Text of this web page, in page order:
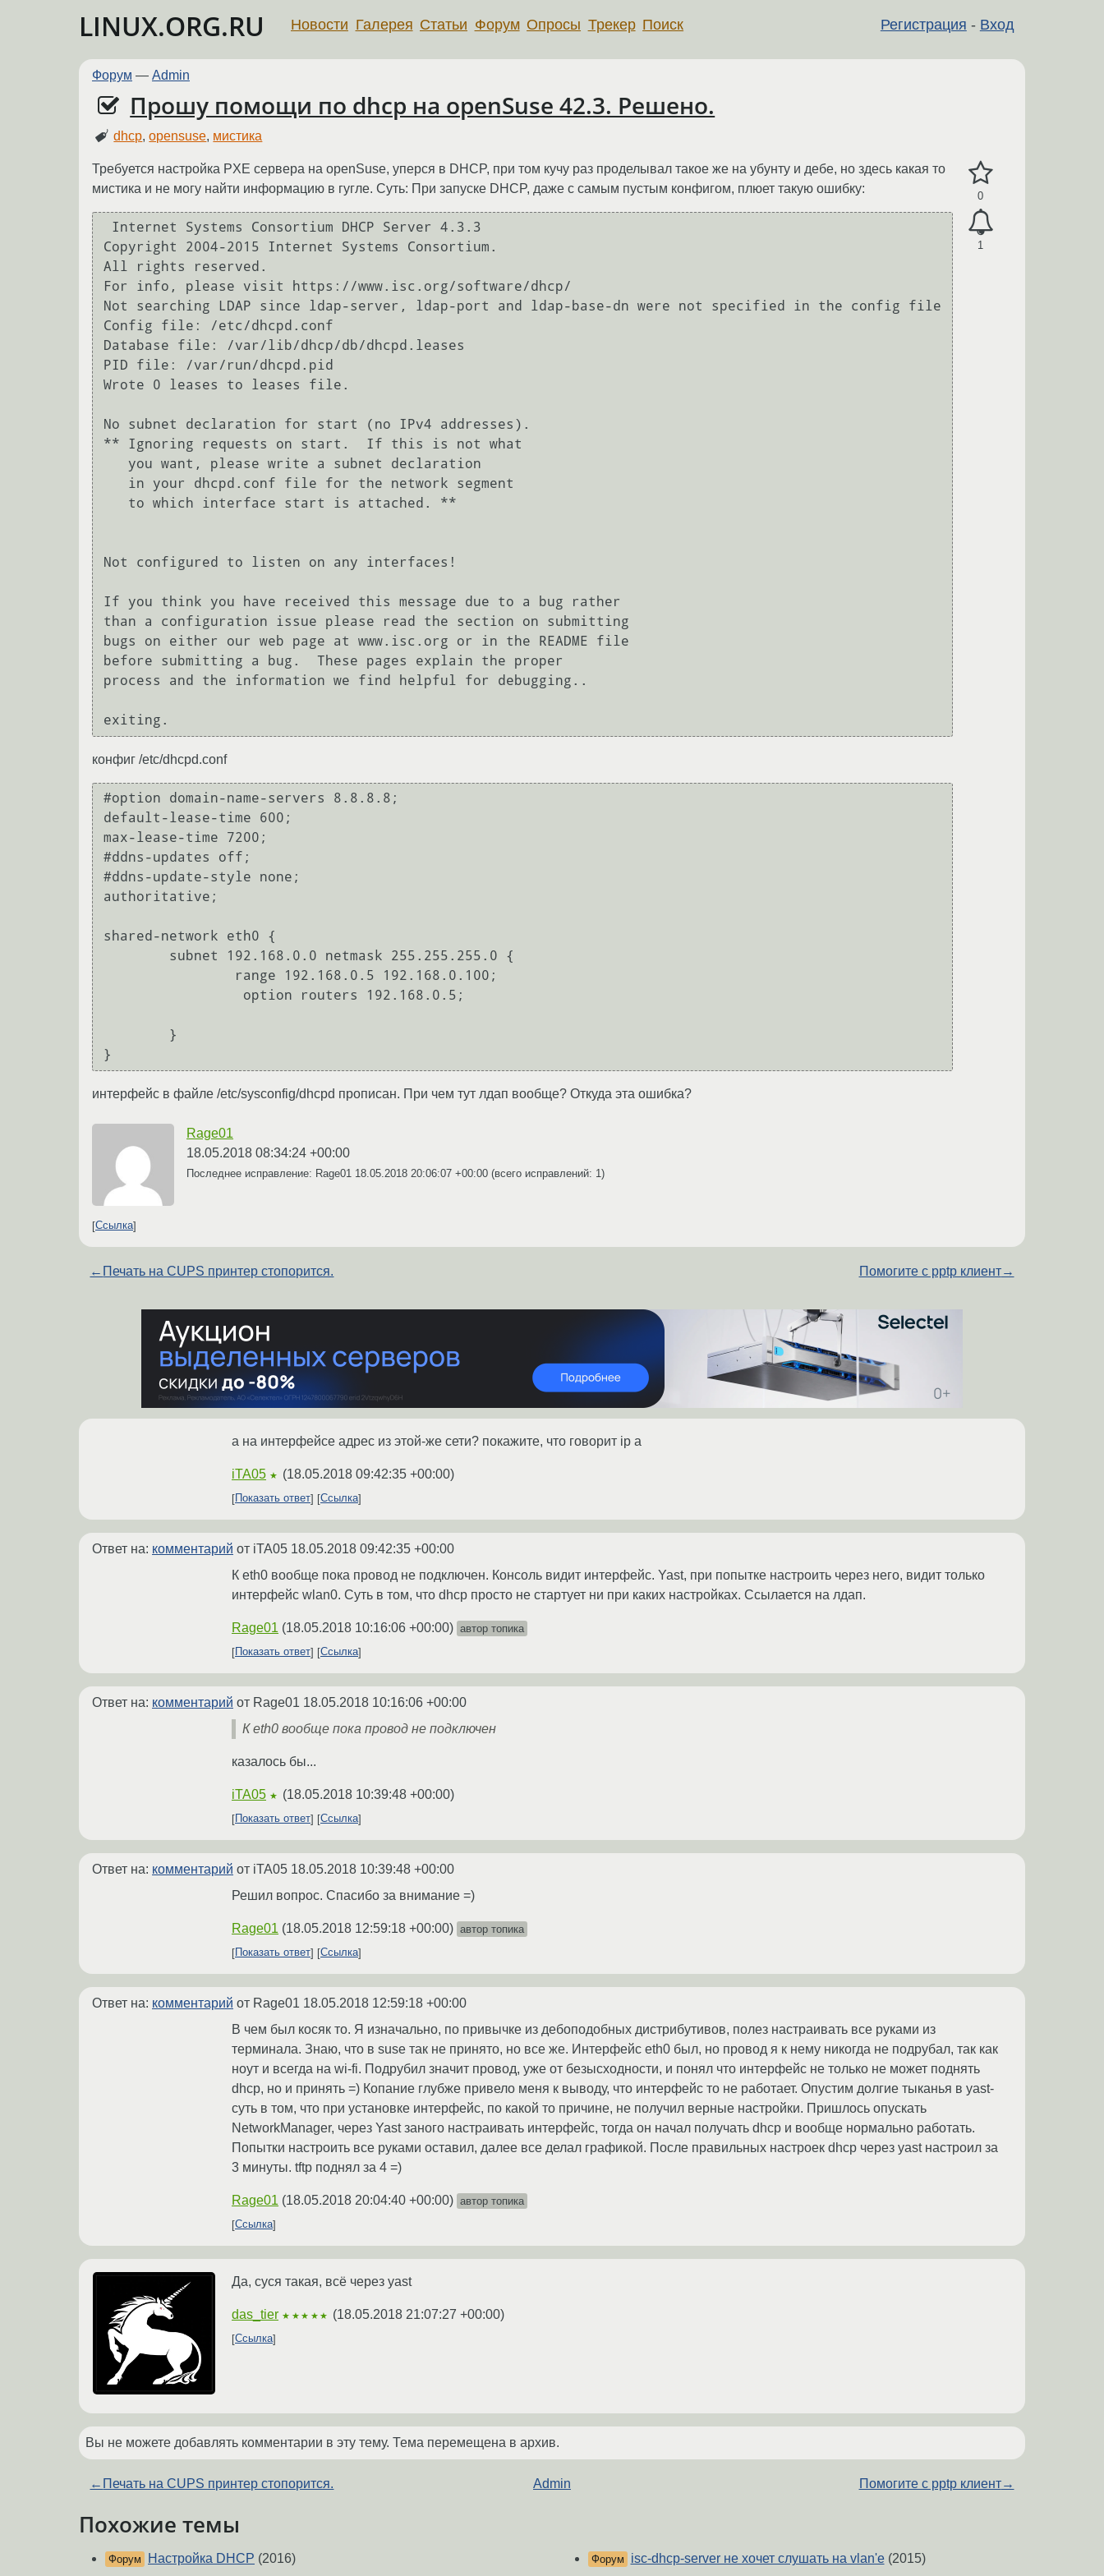
LINUX.ORG.RU Регистрация - Вход
Новости Галерея Статьи Форум Опросы Трекер Поиск
Форум — Admin
Прошу помощи по dhcp на openSuse 42.3. Решено.
dhcp,opensuse, мистика
0
1
Требуется настройка PXE сервера на openSuse, уперся в DHCP, при том кучу раз проделывал такое же на убунту и дебе, но здесь какая то
мистика и не могу найти информацию в гугле. Суть: При запуске DHCP, даже с самым пустым конфигом, плюет такую ошибку:
Copyright 2004-2015 Internet Systems Consortium.
All rights reserved.
For info, please visit https://www.isc.org/software/dhcp/
Not searching LDAP since ldap-server, ldap-port and ldap-base-dn were not specified in the config file
Config file: /etc/dhcpd.conf
Database file: /var/lib/dhcp/db/dhcpd.leases
PID file: /var/run/dhcpd.pid
Wrote 0 leases to leases file.
No subnet declaration for start (no IPv4 addresses).
** Ignoring requests on start.  If this is not what
Not configured to listen on any interfaces!
If you think you have received this message due to a bug rather
than a configuration issue please read the section on submitting
bugs on either our web page at www.isc.org or in the README file
before submitting a bug.  These pages explain the proper
process and the information we find helpful for debugging..
конфиг /etc/dhcpd.conf
#option domain-name-servers 8.8.8.8;
default-lease-time 600;
max-lease-time 7200;
#ddns-updates off;
#ddns-update-style none;
authoritative;
shared-network eth0 {
интерфейс в файле /etc/sysconfig/dhcpd прописан. При чем тут лдап вообще? Откуда эта ошибка?
Rage01
18.05.2018 08:34:24 +00:00
Последнее исправление: Rage01 18.05.2018 20:06:07 +00:00 (всего исправлений: 1)
Ссылка
← Печать на CUPS принтер стопорится. Помогите с pptp клиент→
а на интерфейсе адрес из этой-же сети? покажите, что говорит ip a
iTA05 ★ (18.05.2018 09:42:35 +00:00)
Показать ответ Ссылка
Ответ на: комментарий от iTA05 18.05.2018 09:42:35 +00:00
К eth0 вообще пока провод не подключен. Консоль видит интерфейс. Yast, при попытке настроить через него, видит только
интерфейс wlan0. Суть в том, что dhcp просто не стартует ни при каких настройках. Ссылается на лдап.
Rage01 (18.05.2018 10:16:06 +00:00) автор топика
Показать ответ
Ссылка
Ответ на: комментарий от Rage01 18.05.2018 10:16:06 +00:00
К eth0 вообще пока провод не подключен
казалось бы...
iTA05 ★ (18.05.2018 10:39:48 +00:00)
Показать ответ Ссылка
Ответ на: комментарий от iTA05 18.05.2018 10:39:48 +00:00
Решил вопрос. Спасибо за внимание =)
Rage01 (18.05.2018 12:59:18 +00:00) автор топика
Показать ответ
Ссылка
Ответ на: комментарий от Rage01 18.05.2018 12:59:18 +00:00
В чем был косяк то. Я изначально, по привычке из дебоподобных дистрибутивов, полез настраивать все руками из
терминала. Знаю, что в suse так не принято, но все же. Интерфейс eth0 был, но провод я к нему никогда не подрубал, так как
ноут и всегда на wi-fi. Подрубил значит провод, уже от безысходности, и понял что интерфейс не только не может поднять
dhcp, но и принять =) Копание глубже привело меня к выводу, что интерфейс то не работает. Опустим долгие тыканья в yast-
суть в том, что при установке интерфейс, по какой то причине, не получил верные настройки. Пришлось опускать
NetworkManager, через Yast заного настраивать интерфейс, тогда он начал получать dhcp и вообще нормально работать.
Попытки настроить все руками оставил, далее все делал графикой. После правильных настроек dhcp через yast настроил за
3 минуты. tftp поднял за 4 =)
Rage01 (18.05.2018 20:04:40 +00:00) автор топика
Ссылка
Да, суся такая, всё через yast
das_tier ★★★★★ (18.05.2018 21:07:27 +00:00)
Ссылка
Вы не можете добавлять комментарии в эту тему. Тема перемещена в архив.
← Печать на CUPS принтер стопорится. Admin Помогите с pptp клиент→
Похожие темы
Форум Настройка DHCP (2016) Форум isc-dhcp-server не хочет слушать на vlan'е(2015)